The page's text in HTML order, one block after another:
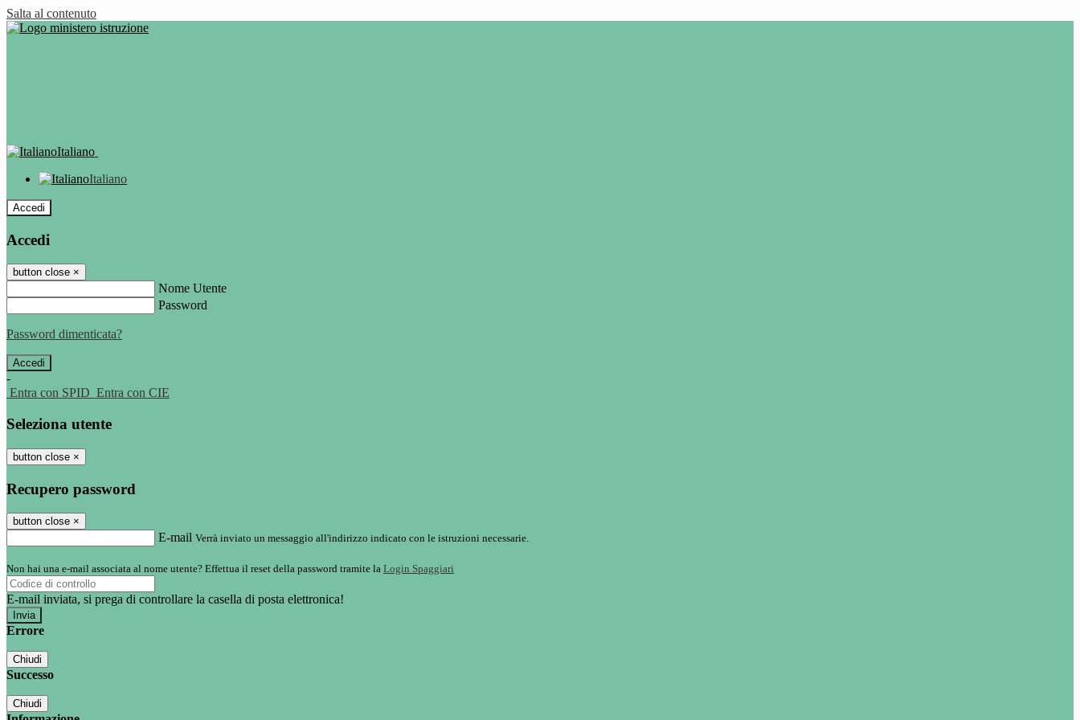
Salta al contenuto
Italiano
Italiano
Accedi
Accedi
button close ×
Nome Utente
Password
Password dimenticata?
-
Entra con SPID Entra con CIE
Seleziona utente
button close ×
Recupero password
button close ×
E-mail Verrà inviato un messaggio all'indirizzo indicato con le istruzioni necessarie.
Non hai una e-mail associata al nome utente? Effettua il reset della password tramite la Login Spaggiari
E-mail inviata, si prega di controllare la casella di posta elettronica!
Errore
Chiudi
Successo
Chiudi